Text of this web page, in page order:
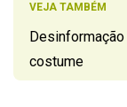
VEJA TAMBÉM
costume